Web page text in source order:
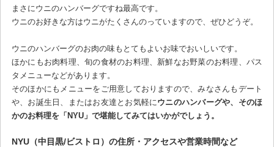
まさにウニのハンバーグですね最高です。
ウニのお好きな方はウニがたくさんのっていますので、ぜひどうぞ。
ウニのハンバーグのお肉の味もとてもよいお味でおいしいです。
ほかにもお肉料理、旬の食材のお料理、新鮮なお野菜のお料理、パス
タメニューなどがあります。
そのほかにもメニューをご用意しておりますので、みなさんもデート
や、お誕生日、またはお友達とお気軽にウニのハンバーグや、そのほ
かのお料理を「NYU」で堪能してみてはいかがでしょう。
NYU（中目黒/ビストロ）の住所・アクセスや営業時間など